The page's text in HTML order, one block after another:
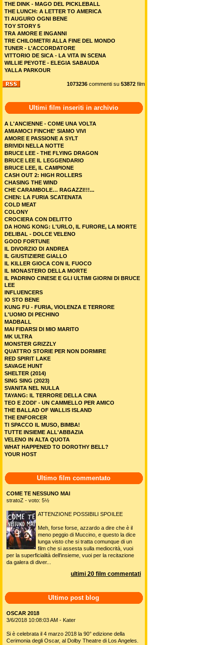
THE DINK - MAGO DEL PICKLEBALL
THE LUNCH: A LETTER TO AMERICA
TI AUGURO OGNI BENE
TOY STORY 5
TRA AMORE E INGANNI
TRE CHILOMETRI ALLA FINE DEL MONDO
TUNER - L’ACCORDATORE
VITTORIO DE SICA - LA VITA IN SCENA
WILLIE PEYOTE - ELEGIA SABAUDA
YALLA PARKOUR
1073236 commenti su 53872 film
Ultimi film inseriti in archivio
A L'ANCIENNE - COME UNA VOLTA
AMIAMOCI FINCHE' SIAMO VIVI
AMORE E PASSIONE A SYLT
BRIVIDI NELLA NOTTE
BRUCE LEE - THE FLYING DRAGON
BRUCE LEE IL LEGGENDARIO
BRUCE LEE, IL CAMPIONE
CASH OUT 2: HIGH ROLLERS
CHASING THE WIND
CHE CARAMBOLE… RAGAZZI!!!...
CHEN: LA FURIA SCATENATA
COLD MEAT
COLONY
CROCIERA CON DELITTO
DA HONG KONG: L'URLO, IL FURORE, LA MORTE
DELIBAL - DOLCE VELENO
GOOD FORTUNE
IL DIVORZIO DI ANDREA
IL GIUSTIZIERE GIALLO
IL KILLER GIOCA CON IL FUOCO
IL MONASTERO DELLA MORTE
IL PADRINO CINESE E GLI ULTIMI GIORNI DI BRUCE
LEE
INFLUENCERS
IO STO BENE
KUNG FU - FURIA, VIOLENZA E TERRORE
L'UOMO DI PECHINO
MADBALL
MAI FIDARSI DI MIO MARITO
MK ULTRA
MONSTER GRIZZLY
QUATTRO STORIE PER NON DORMIRE
RED SPIRIT LAKE
SAVAGE HUNT
SHELTER (2014)
SING SING (2023)
SVANITA NEL NULLA
TAYANG: IL TERRORE DELLA CINA
TEO E ZODI' - UN CAMMELLO PER AMICO
THE BALLAD OF WALLIS ISLAND
THE ENFORCER
TI SPACCO IL MUSO, BIMBA!
TUTTE INSIEME ALL'ABBAZIA
VELENO IN ALTA QUOTA
WHAT HAPPENED TO DOROTHY BELL?
YOUR HOST
Ultimo film commentato
COME TE NESSUNO MAI
stratoZ - voto: 5½
ATTENZIONE POSSIBILI SPOILEE
Meh, forse forse, azzardo a dire che è il
meno peggio di Muccino, e questo la dice
lunga visto che si tratta comunque di un
film che si assesta sulla mediocrità, vuoi
per la superficialità dell'insieme, vuoi per la recitazione
da galera di diver...
ultimi 20 film commentati
Ultimo post blog
OSCAR 2018
3/6/2018 10:08:03 AM - Kater
Si è celebrata il 4 marzo 2018 la 90° edizione della
Cerimonia degli Oscar, al Dolby Theatre di Los Angeles.